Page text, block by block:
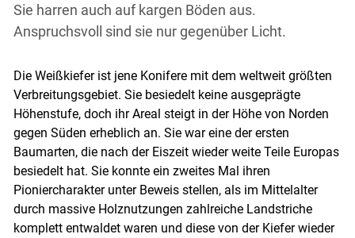
Sie harren auch auf kargen Böden aus.
Anspruchsvoll sind sie nur gegenüber Licht.
Die Weißkiefer ist jene Konifere mit dem weltweit größten
Verbreitungsgebiet. Sie besiedelt keine ausgeprägte
Höhenstufe, doch ihr Areal steigt in der Höhe von Norden
gegen Süden erheblich an. Sie war eine der ersten
Baumarten, die nach der Eiszeit wieder weite Teile Europas
besiedelt hat. Sie konnte ein zweites Mal ihren
Pioniercharakter unter Beweis stellen, als im Mittelalter
durch massive Holznutzungen zahlreiche Landstriche
komplett entwaldet waren und diese von der Kiefer wieder